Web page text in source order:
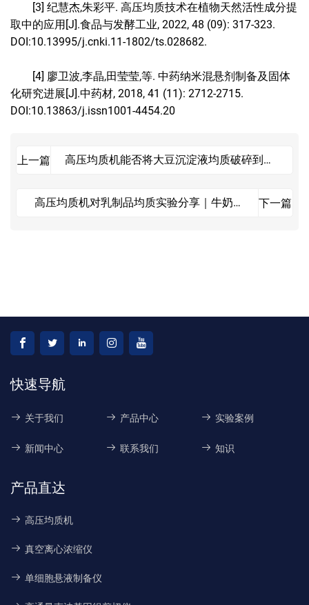
[3] 纪慧杰,朱彩平. 高压均质技术在植物天然活性成分提
取中的应用[J].食品与发酵工业, 2022, 48 (09): 317-323.
DOI:10.13995/j.cnki.11-1802/ts.028682.
[4] 廖卫波,李晶,田莹莹,等. 中药纳米混悬剂制备及固体
化研究进展[J].中药材, 2018, 41 (11): 2712-2715.
DOI:10.13863/j.issn1001-4454.20
上一篇
高压均质机能否将大豆沉淀液均质破碎到细
高压均质机对乳制品均质实验分享｜牛奶与
下一篇
快速导航
关于我们 产品中心 实验案例
新闻中心 联系我们 知识
产品直达
高压均质机
真空离心浓缩仪
单细胞悬液制备仪